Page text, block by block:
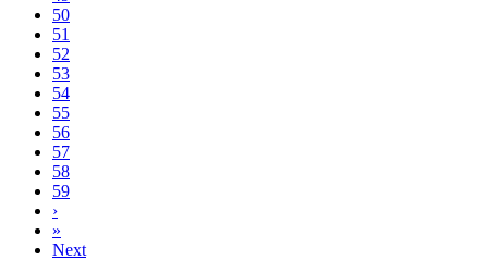
50
51
52
53
54
55
56
57
58
59
›
»
Next